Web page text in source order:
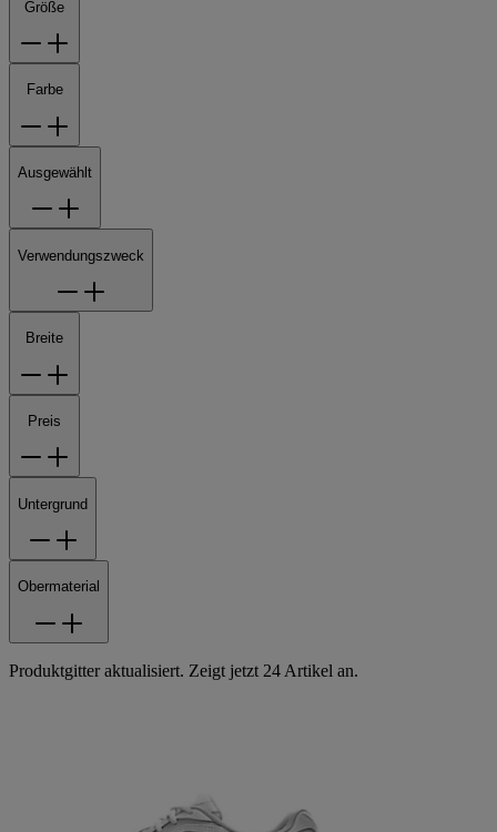
Größe
Farbe
Ausgewählt
Verwendungszweck
Breite
Preis
Untergrund
Obermaterial
Produktgitter aktualisiert. Zeigt jetzt 24 Artikel an.